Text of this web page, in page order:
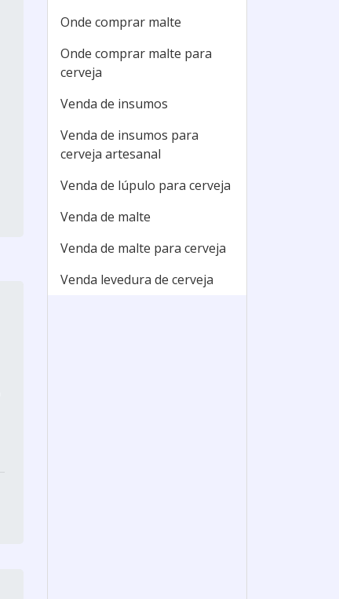
Onde comprar malte
Onde comprar malte para
cerveja
Venda de insumos
Venda de insumos para
cerveja artesanal
Venda de lúpulo para cerveja
Venda de malte
Venda de malte para cerveja
Venda levedura de cerveja